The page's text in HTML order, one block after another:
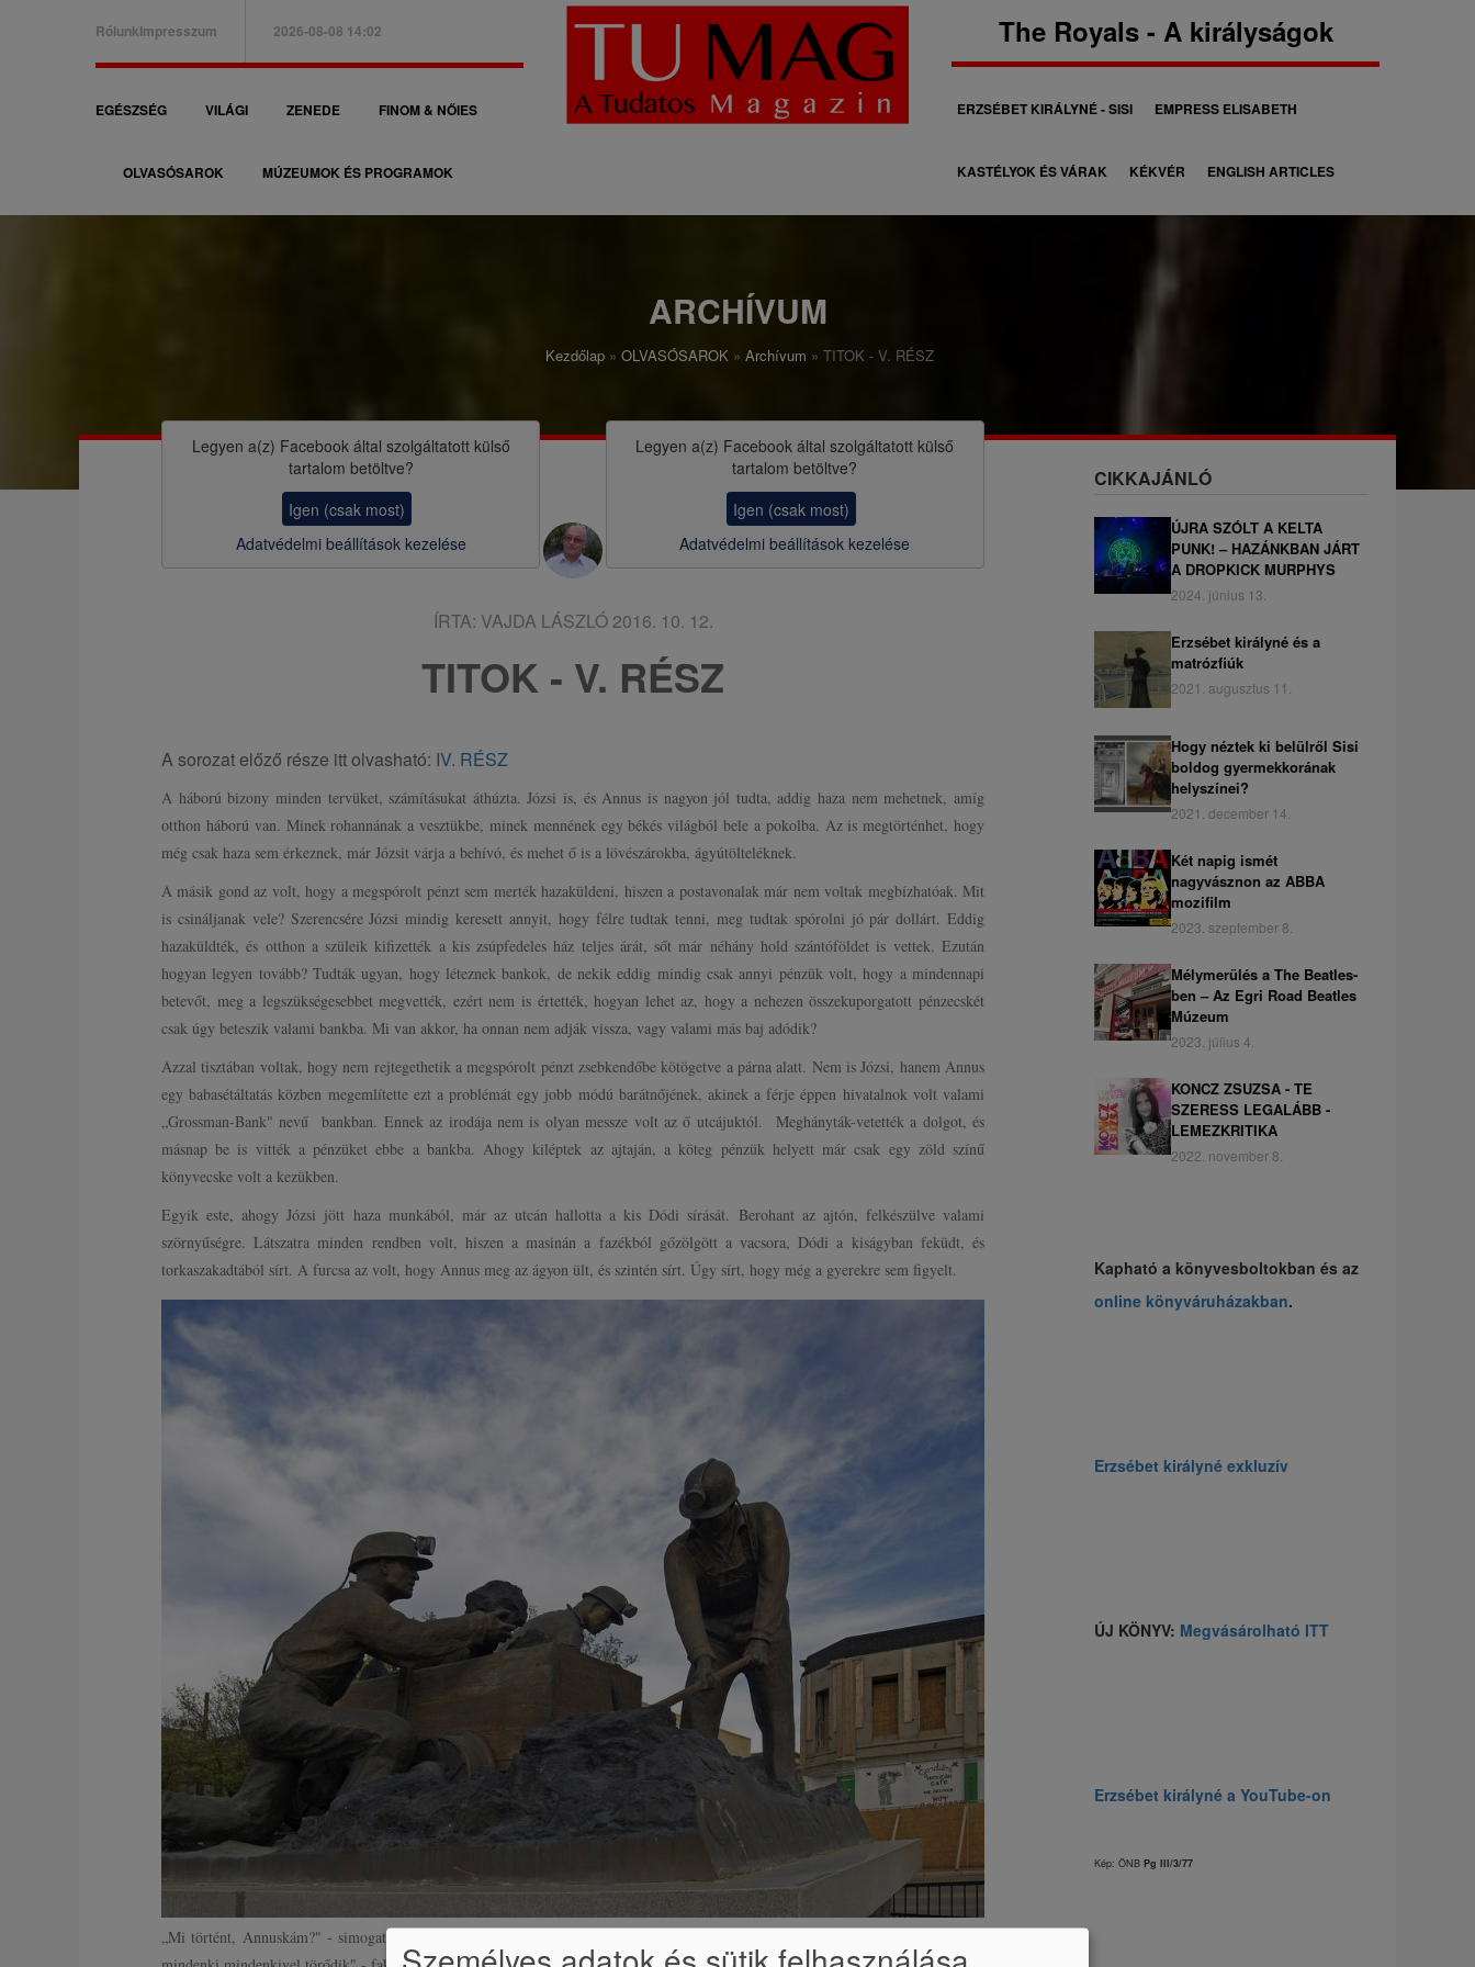
B
a
e
n
RólunkImpresszum 2026-08-08 14:02
F
a
i
EGÉSZSÉG VILÁGI ZENEDE FINOM & NŐIES
OLVASÓSAROK MÚZEUMOK ÉS PROGRAMOK
The Royals - A királyságok
M
á
s
o
o
s
ERZSÉBET KIRÁLYNÉ - SISI EMPRESS ELISABETH
KASTÉLYOK ÉS VÁRAK KÉKVÉR ENGLISH ARTICLES
ARCHÍVUM
z
Kezdőlap OLVASÓSAROK Archívum TITOK - V. RÉSZ
Legyen a(z) Facebookáltal szolgáltatott külső
tartalom betöltve?
Igen (csak most)
Adatvédelmi beállítások kezelése
Legyen a(z) Facebook által szolgáltatott külső
tartalom betöltve?
Igen (csak most)
Adatvédelmi beállítások kezelése
ÍRTA: VAJDA LÁSZLÓ2016. 10. 12.
TITOK - V. RÉSZ
A sorozat előző része itt olvasható: IV. RÉSZ
A háború bizony minden tervüket, számításukat áthúzta. Józsi is, és Annus is nagyon jól tudta, addig haza nem mehetnek, amíg
otthon háború van. Minek rohannának a vesztükbe, minek mennének egy békés világból bele a pokolba. Az is megtörténhet, hogy
még csak haza sem érkeznek, már Józsit várja a behívó, és mehet ő is a lövészárokba, ágyútölteléknek.
A másik gond az volt, hogy a megspórolt pénzt sem merték hazaküldeni, hiszen a postavonalak már nem voltak megbízhatóak. Mit
is csináljanak vele? Szerencsére Józsi mindig keresett annyit, hogy félre tudtak tenni, meg tudtak spórolni jó pár dollárt. Eddig
hazaküldték, és otthon a szüleik kifizették a kis zsúpfedeles ház teljes árát, sőt már néhány hold szántóföldet is vettek. Ezután
hogyan legyen tovább? Tudták ugyan, hogy léteznek bankok, de nekik eddig mindig csak annyi pénzük volt, hogy a mindennapi
betevőt, meg a legszükségesebbet megvették, ezért nem is értették, hogyan lehet az, hogy a nehezen összekuporgatott pénzecskét
csak úgy beteszik valami bankba. Mi van akkor, ha onnan nem adják vissza, vagy valami más baj adódik?
Azzal tisztában voltak, hogy nem rejtegethetik a megspórolt pénzt zsebkendőbe kötögetve a párna alatt. Nem is Józsi, hanem Annus
egy babasétáltatás közben megemlítette ezt a problémát egy jobb módú barátnőjének, akinek a férje éppen hivatalnok volt valami
„Grossman-Bank" nevű bankban. Ennek az irodája nem is olyan messze volt az ő utcájuktól. Meghányták-vetették a dolgot, és
másnap be is vitték a pénzüket ebbe a bankba. Ahogy kiléptek az ajtaján, a köteg pénzük helyett már csak egy zöld színű
könyvecske volt a kezükben.
Egyik este, ahogy Józsi jött haza munkából, már az utcán hallotta a kis Dódi sírását. Berohant az ajtón, felkészülve valami
szörnyűségre. Látszatra minden rendben volt, hiszen a masinán a fazékból gőzölgött a vacsora, Dódi a kiságyban feküdt, és
torkaszakadtából sírt. A furcsa az volt, hogy Annus meg az ágyon ült, és szintén sírt. Úgy sírt, hogy még a gyerekre sem figyelt.
„Mi történt, Annuskám?" - simogatta volna meg a vállát Józsi. "Hagyj békét, elegem volt ebből az egész munkásnegyedből, ahol
CIKKAJÁNLÓ
ÚJRA SZÓLT A KELTA
PUNK! – HAZÁNKBAN JÁRT
A DROPKICK MURPHYS
2024. június 13.
Erzsébet királyné és a
matrózfiúk
2021. augusztus 11.
Hogy néztek ki belülről Sisi
boldog gyermekkorának
helyszínei?
2021. december 14.
Két napig ismét
nagyvásznon az ABBA
mozifilm
2023. szeptember 8.
Mélymerülés a The Beatles-
ben – Az Egri Road Beatles
Múzeum
2023. július 4.
KONCZ ZSUZSA - TE
SZERESS LEGALÁBB -
LEMEZKRITIKA
2022. november 8.
Kapható a könyvesboltokban és az
online könyváruházakban.
Erzsébet királyné exkluzív
ÚJ KÖNYV: Megvásárolható ITT
Erzsébet királyné a YouTube-on
Kép: ÖNB Pg III/3/77